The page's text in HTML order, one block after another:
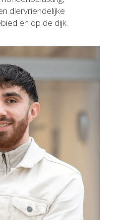
diervriendelijke
en op de dijk.